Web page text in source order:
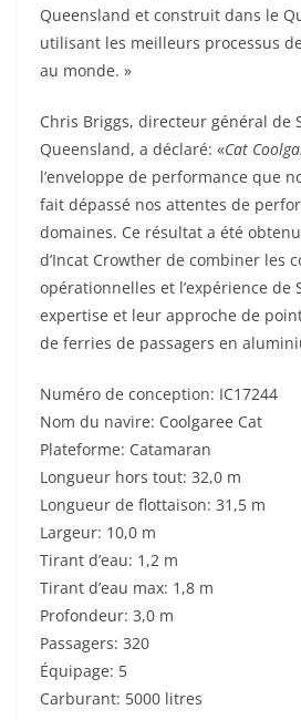
Queensland et construit dans le
utilisant les meilleurs processus
au monde. »
Chris Briggs, directeur général de
Queensland, a déclaré: «Cat
l’enveloppe de performance que
fait dépassé nos attentes de
domaines. Ce résultat a été
d’Incat Crowther de combiner les
opérationnelles et l’expérience de
expertise et leur approche de
de ferries de passagers en
Numéro de conception: IC17244
Nom du navire: Coolgaree Cat
Plateforme: Catamaran
Longueur hors tout: 32,0 m
Longueur de flottaison: 31,5 m
Largeur: 10,0 m
Tirant d’eau: 1,2 m
Tirant d’eau max: 1,8 m
Profondeur: 3,0 m
Passagers: 320
Équipage: 5
Carburant: 5000 litres